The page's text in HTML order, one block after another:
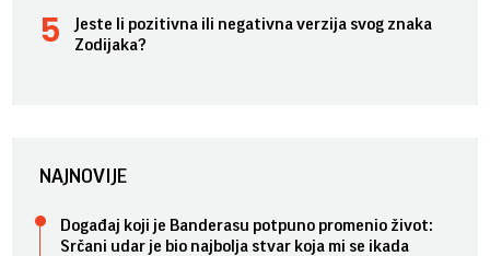
Jeste li pozitivna ili negativna verzija svog znaka
Zodijaka?
NAJNOVIJE
Događaj koji je Banderasu potpuno promenio život:
Srčani udar je bio najbolja stvar koja mi se ikada